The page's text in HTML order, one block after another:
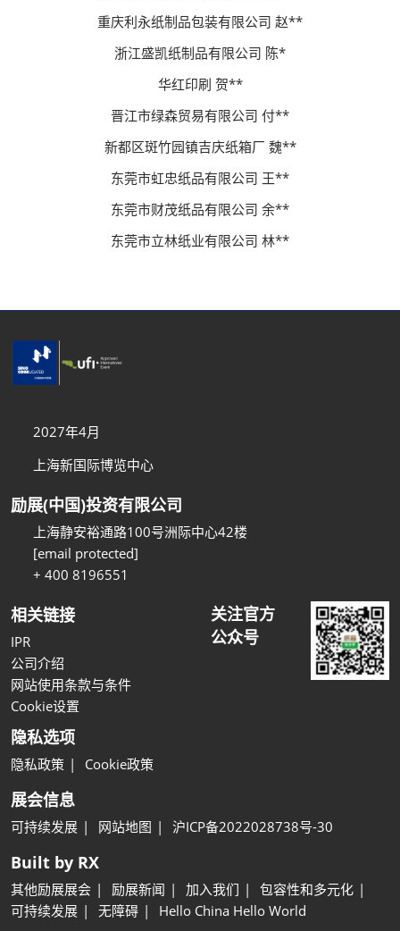
重庆利永纸制品包装有限公司 赵**
浙江盛凯纸制品有限公司 陈*
华红印刷 贺**
晋江市绿森贸易有限公司 付**
新都区斑竹园镇吉庆纸箱厂 魏**
东莞市虹忠纸品有限公司 王**
东莞市财茂纸品有限公司 余**
东莞市立林纸业有限公司 林**
2027年4月
上海新国际博览中心
励展(中国)投资有限公司
上海静安裕通路100号洲际中心42楼
[email protected]
+ 400 8196551
相关链接
IPR
公司介绍
网站使用条款与条件
Cookie设置
关注官方
公众号
隐私选项
隐私政策 Cookie政策
展会信息
可持续发展 网站地图 沪ICP备2022028738号-30
Built by RX
其他励展展会 励展新闻 加入我们
包容性和多元化
可持续发展
无障碍 Hello China Hello World